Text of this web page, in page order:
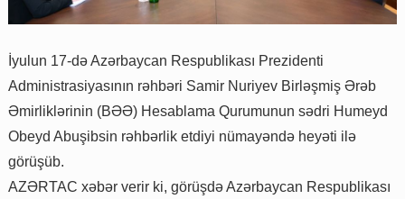
İyulun 17-də Azərbaycan Respublikası Prezidenti
Administrasiyasının rəhbəri Samir Nuriyev Birləşmiş Ərəb
Əmirliklərinin (BƏƏ) Hesablama Qurumunun sədri Humeyd
Obeyd Abuşibsin rəhbərlik etdiyi nümayəndə heyəti ilə
görüşüb.
AZƏRTAC xəbər verir ki, görüşdə Azərbaycan Respublikası